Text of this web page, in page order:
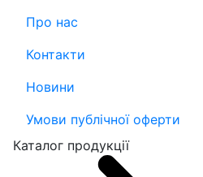
Про нас
Контакти
Новини
Умови публічної оферти
Каталог продукції